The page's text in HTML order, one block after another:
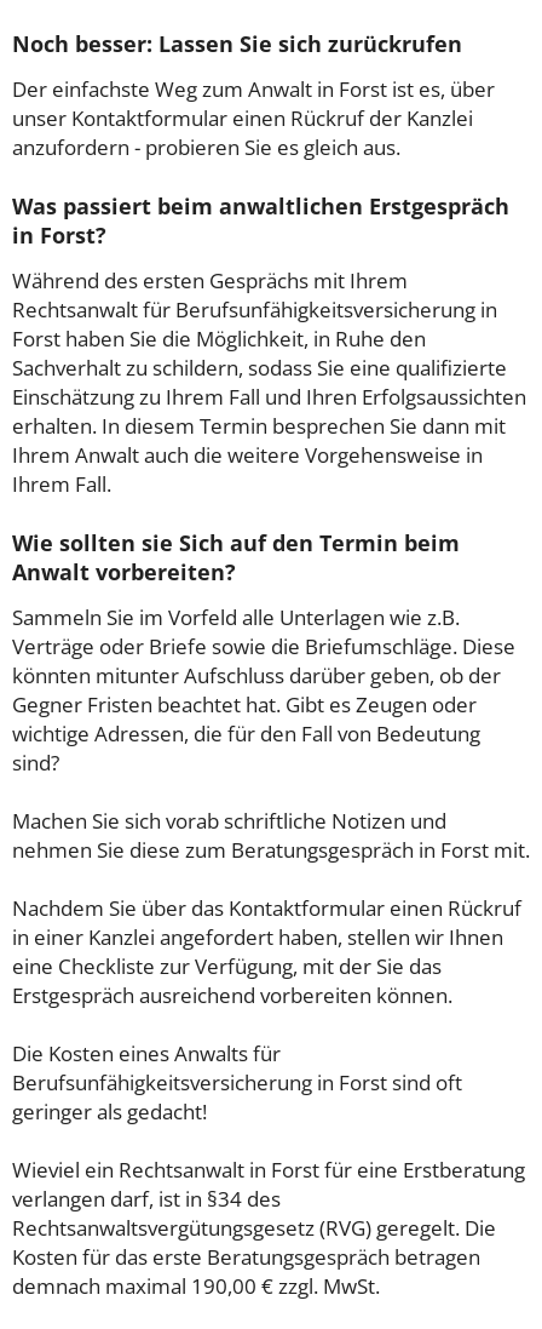
Noch besser: Lassen Sie sich zurückrufen
Der einfachste Weg zum Anwalt in Forst ist es, über
unser Kontaktformular einen Rückruf der Kanzlei
anzufordern - probieren Sie es gleich aus.
Was passiert beim anwaltlichen Erstgespräch
in Forst?
Während des ersten Gesprächs mit Ihrem
Rechtsanwalt für Berufsunfähigkeitsversicherung in
Forst haben Sie die Möglichkeit, in Ruhe den
Sachverhalt zu schildern, sodass Sie eine qualifizierte
Einschätzung zu Ihrem Fall und Ihren Erfolgsaussichten
erhalten. In diesem Termin besprechen Sie dann mit
Ihrem Anwalt auch die weitere Vorgehensweise in
Ihrem Fall.
Wie sollten sie Sich auf den Termin beim
Anwalt vorbereiten?
Sammeln Sie im Vorfeld alle Unterlagen wie z.B.
Verträge oder Briefe sowie die Briefumschläge. Diese
könnten mitunter Aufschluss darüber geben, ob der
Gegner Fristen beachtet hat. Gibt es Zeugen oder
wichtige Adressen, die für den Fall von Bedeutung
sind?
Machen Sie sich vorab schriftliche Notizen und
nehmen Sie diese zum Beratungsgespräch in Forst mit.
Nachdem Sie über das Kontaktformular einen Rückruf
in einer Kanzlei angefordert haben, stellen wir Ihnen
eine Checkliste zur Verfügung, mit der Sie das
Erstgespräch ausreichend vorbereiten können.
Die Kosten eines Anwalts für
Berufsunfähigkeitsversicherung in Forst sind oft
geringer als gedacht!
Wieviel ein Rechtsanwalt in Forst für eine Erstberatung
verlangen darf, ist in §34 des
Rechtsanwaltsvergütungsgesetz (RVG) geregelt. Die
Kosten für das erste Beratungsgespräch betragen
demnach maximal 190,00 € zzgl. MwSt.